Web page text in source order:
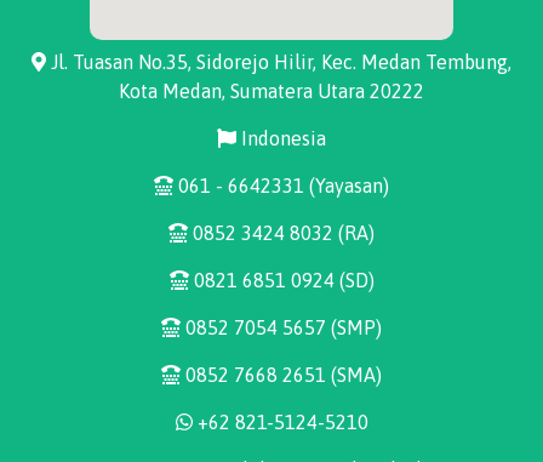
Jl. Tuasan No.35, Sidorejo Hilir, Kec. Medan Tembung,
Kota Medan, Sumatera Utara 20222
Indonesia
061 - 6642331 (Yayasan)
0852 3424 8032 (RA)
0821 6851 0924 (SD)
0852 7054 5657 (SMP)
0852 7668 2651 (SMA)
+62 821-5124-5210